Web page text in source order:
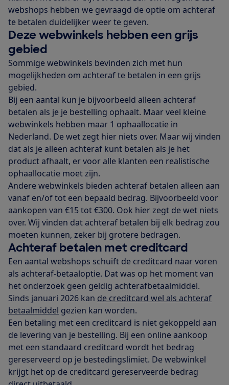
webshops hebben we gevraagd de optie om achteraf
te betalen duidelijker weer te geven.
Deze webwinkels hebben een grijs
gebied
Sommige webwinkels bevinden zich met hun
mogelijkheden om achteraf te betalen in een grijs
gebied.
Bij een aantal kun je bijvoorbeeld alleen achteraf
betalen als je je bestelling ophaalt. Maar veel kleine
webwinkels hebben maar 1 ophaallocatie in
Nederland. De wet zegt hier niets over. Maar wij vinden
dat als je alleen achteraf kunt betalen als je het
product afhaalt, er voor alle klanten een realistische
ophaallocatie moet zijn.
Andere webwinkels bieden achteraf betalen alleen aan
vanaf en/of tot een bepaald bedrag. Bijvoorbeeld voor
aankopen van €15 tot €300. Ook hier zegt de wet niets
over. Wij vinden dat achteraf betalen bij elk bedrag zou
moeten kunnen, zeker bij grotere bedragen.
Achteraf betalen met creditcard
Een aantal webshops schuift de creditcard naar voren
als achteraf-betaaloptie. Dat was op het moment van
het onderzoek geen geldig achterafbetaalmiddel.
Sinds januari 2026 kan de creditcard wel als achteraf
betaalmiddel gezien kan worden.
Een betaling met een creditcard is niet gekoppeld aan
de levering van je bestelling. Bij een online aankoop
met een standaard creditcard wordt het bedrag
gereserveerd op je bestedingslimiet. De webwinkel
krijgt het op de creditcard gereserveerde bedrag